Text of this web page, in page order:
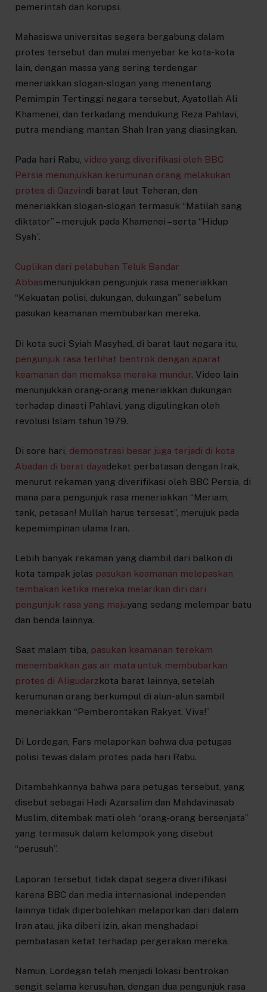
pemerintah dan korupsi.
Mahasiswa universitas segera bergabung dalam
protes tersebut dan mulai menyebar ke kota-kota
lain, dengan massa yang sering terdengar
meneriakkan slogan-slogan yang menentang
Pemimpin Tertinggi negara tersebut, Ayatollah Ali
Khamenei, dan terkadang mendukung Reza Pahlavi,
putra mendiang mantan Shah Iran yang diasingkan.
Pada hari Rabu, video yang diverifikasi oleh BBC
Persia menunjukkan kerumunan orang melakukan
protes di Qazvindi barat laut Teheran, dan
meneriakkan slogan-slogan termasuk “Matilah sang
diktator” – merujuk pada Khamenei – serta “Hidup
Syah”.
Cuplikan dari pelabuhan Teluk Bandar
Abbasmenunjukkan pengunjuk rasa meneriakkan
“Kekuatan polisi, dukungan, dukungan” sebelum
pasukan keamanan membubarkan mereka.
Di kota suci Syiah Masyhad, di barat laut negara itu,
pengunjuk rasa terlihat bentrok dengan aparat
keamanan dan memaksa mereka mundur. Video lain
menunjukkan orang-orang meneriakkan dukungan
terhadap dinasti Pahlavi, yang digulingkan oleh
revolusi Islam tahun 1979.
Di sore hari, demonstrasi besar juga terjadi di kota
Abadan di barat dayadekat perbatasan dengan Irak,
menurut rekaman yang diverifikasi oleh BBC Persia, di
mana para pengunjuk rasa meneriakkan “Meriam,
tank, petasan! Mullah harus tersesat”, merujuk pada
kepemimpinan ulama Iran.
Lebih banyak rekaman yang diambil dari balkon di
kota tampak jelas pasukan keamanan melepaskan
tembakan ketika mereka melarikan diri dari
pengunjuk rasa yang majuyang sedang melempar batu
dan benda lainnya.
Saat malam tiba, pasukan keamanan terekam
menembakkan gas air mata untuk membubarkan
protes di Aligudarzkota barat lainnya, setelah
kerumunan orang berkumpul di alun-alun sambil
meneriakkan “Pemberontakan Rakyat, Viva!”
Di Lordegan, Fars melaporkan bahwa dua petugas
polisi tewas dalam protes pada hari Rabu.
Ditambahkannya bahwa para petugas tersebut, yang
disebut sebagai Hadi Azarsalim dan Mahdavinasab
Muslim, ditembak mati oleh “orang-orang bersenjata”
yang termasuk dalam kelompok yang disebut
“perusuh”.
Laporan tersebut tidak dapat segera diverifikasi
karena BBC dan media internasional independen
lainnya tidak diperbolehkan melaporkan dari dalam
Iran atau, jika diberi izin, akan menghadapi
pembatasan ketat terhadap pergerakan mereka.
Namun, Lordegan telah menjadi lokasi bentrokan
sengit selama kerusuhan, dengan dua pengunjuk rasa